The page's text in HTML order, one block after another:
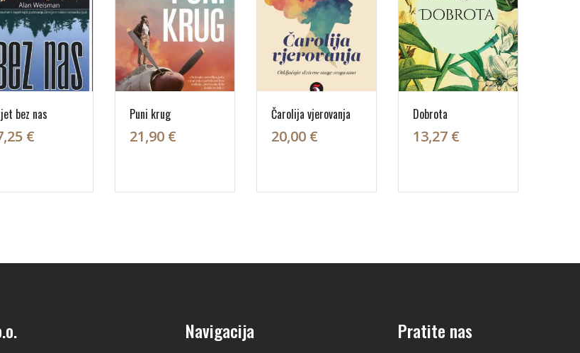
bez nas
€
Puni krug
21,90 €
Čarolija vjerovanja
20,00 €
Dobrota
13,27 €
Navigacija Pratite nas